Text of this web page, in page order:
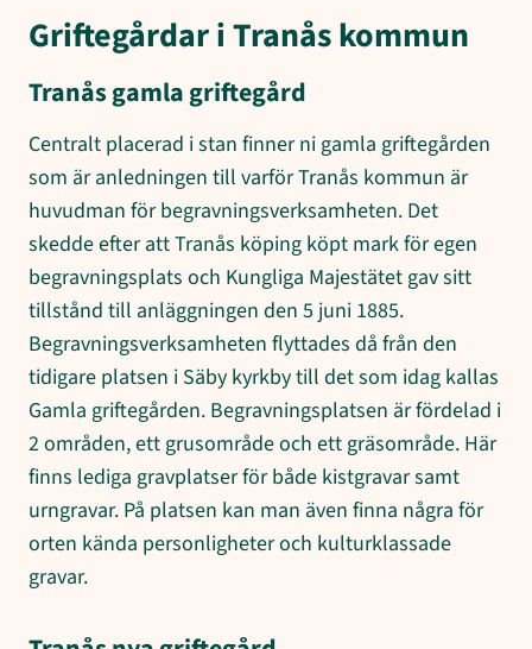
Griftegårdar i Tranås kommun
Tranås gamla griftegård
Centralt placerad i stan finner ni gamla griftegården
som är anledningen till varför Tranås kommun är
huvudman för begravningsverksamheten. Det
skedde efter att Tranås köping köpt mark för egen
begravningsplats och Kungliga Majestätet gav sitt
tillstånd till anläggningen den 5 juni 1885.
Begravningsverksamheten flyttades då från den
tidigare platsen i Säby kyrkby till det som idag kallas
Gamla griftegården. Begravningsplatsen är fördelad i
2 områden, ett grusområde och ett gräsområde. Här
finns lediga gravplatser för både kistgravar samt
urngravar. På platsen kan man även finna några för
orten kända personligheter och kulturklassade
gravar.